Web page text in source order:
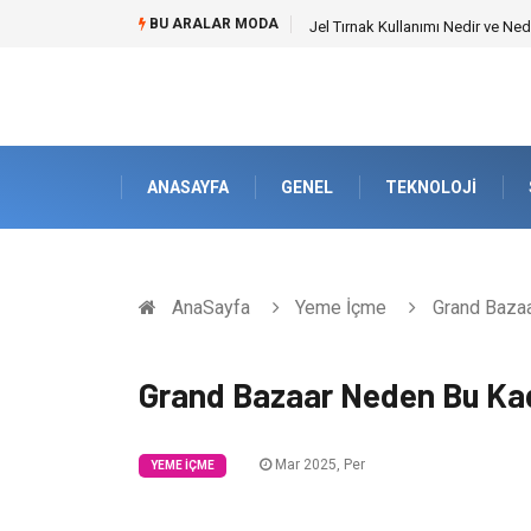
BU ARALAR MODA Jel Tırnak Kullanımı Nedir ve
ANASAYFA GENEL TEKNOLOJI
AnaSayfa Yeme İçme Grand
Grand Bazaar Neden Bu
YEME İÇME Mar 2025, Per